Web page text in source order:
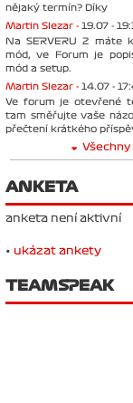
nějaký termín? Díky
Martin Slezar - 19.07 -
Na SERVERU 2 máte
mód, ve Forum je
mód a setup.
Martin Slezar - 14.07 -
Ve forum je otevřené
tam směřujte vaše
přečtení krátkého
Všechny
ANKETA
anketa není aktivní
• ukázat ankety
TEAMSPEAK